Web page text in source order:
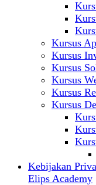
Kursus
Kursus
Kursus
Kursus
Kursus
Kursus
Kebijakan
Elips Academy